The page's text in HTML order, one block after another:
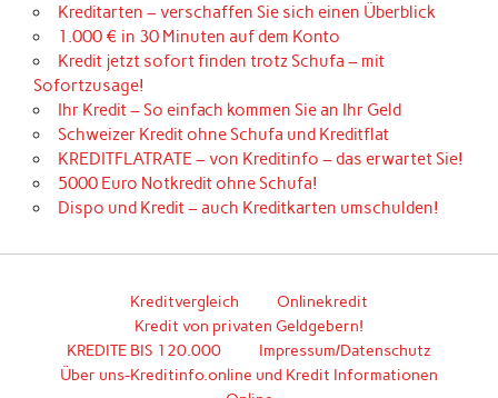
Kreditarten – verschaffen Sie sich einen Überblick
1.000 € in 30 Minuten auf dem Konto
Kredit jetzt sofort finden trotz Schufa – mit
Sofortzusage!
Ihr Kredit – So einfach kommen Sie an Ihr Geld
Schweizer Kredit ohne Schufa und Kreditflat
KREDITFLATRATE – von Kreditinfo – das erwartet Sie!
5000 Euro Notkredit ohne Schufa!
Dispo und Kredit – auch Kreditkarten umschulden!
Kreditvergleich
Onlinekredit
Kredit von privaten Geldgebern!
KREDITE BIS 120.000
Impressum/Datenschutz
Über uns-Kreditinfo.online und Kredit Informationen